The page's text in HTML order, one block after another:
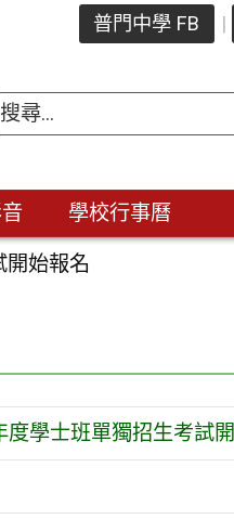
普門中學 FB
學校行事曆
始報名
學士班單獨招生考試